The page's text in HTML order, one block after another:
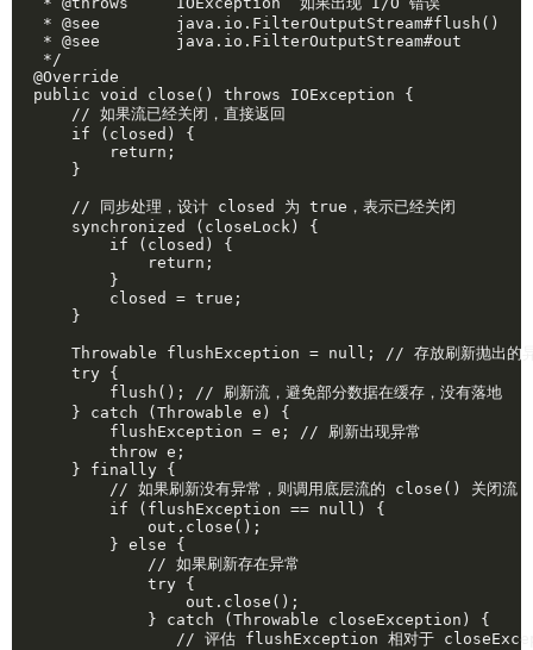
* @see        java.io.FilterOutputStream#flush()
* @see        java.io.FilterOutputStream#out
*/
@Override
public void close() throws IOException {
// 如果流已经关闭，直接返回
if (closed) {
return;
}
// 同步处理，设计 closed 为 true，表示已经关闭
synchronized (closeLock) {
if (closed) {
return;
}
closed = true;
}
Throwable flushException = null; // 存放刷新抛出的异
try {
flush(); // 刷新流，避免部分数据在缓存，没有落地
} catch (Throwable e) {
flushException = e; // 刷新出现异常
throw e;
} finally {
// 如果刷新没有异常，则调用底层流的 close() 关闭流
if (flushException == null) {
out.close();
} else {
// 如果刷新存在异常
try {
out.close();
} catch (Throwable closeException) {
// 评估 flushException 相对于